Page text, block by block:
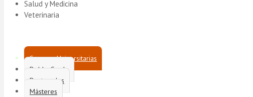
Salud y Medicina
Veterinaria
Carreras Universitarias
Doble Grado
Doctorados
Másteres